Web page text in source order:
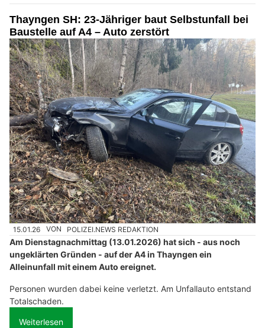
Thayngen SH: 23-Jähriger baut Selbstunfall bei
Baustelle auf A4 – Auto zerstört
15.01.26 VON POLIZEI.NEWS REDAKTION
Am Dienstagnachmittag (13.01.2026) hat sich - aus noch
ungeklärten Gründen - auf der A4 in Thayngen ein
Alleinunfall mit einem Auto ereignet.
Personen wurden dabei keine verletzt. Am Unfallauto entstand
Totalschaden.
Weiterlesen